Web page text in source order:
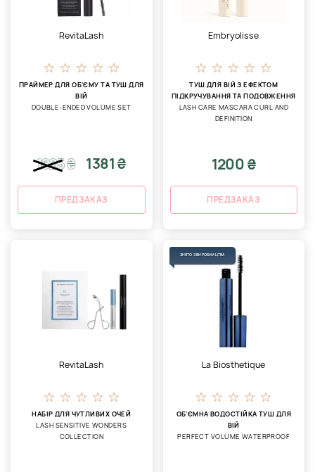
RevitaLash
ПРАЙМЕР ДЛЯ ОБ'ЄМУ ТА ТУШ ДЛЯ
ВІЙ
DOUBLE-ENDED VOLUME SET
1625₴ 1381 ₴
ПРЕДЗАКАЗ
Embryolisse
ТУШ ДЛЯ ВІЙ З ЕФЕКТОМ
ПІДКРУЧУВАННЯ ТА ПОДОВЖЕННЯ
LASH CARE MASCARA CURL AND
DEFINITION
1200 ₴
ПРЕДЗАКАЗ
RevitaLash
НАБІР ДЛЯ ЧУТЛИВИХ ОЧЕЙ
LASH SENSITIVE WONDERS
COLLECTION
ЗНЯТО З ВИРОБНИЦТВА
La Biosthetique
ОБ'ЄМНА ВОДОСТІЙКА ТУШ ДЛЯ
ВІЙ
PERFECT VOLUME WATERPROOF